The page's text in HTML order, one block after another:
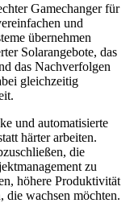
Gamechanger für
und
übernehmen
Solarangebote, das
das Nachverfolgen
gleichzeitig
und automatisierte
härter arbeiten.
die
zu
höhere Produktivität
die wachsen möchten.